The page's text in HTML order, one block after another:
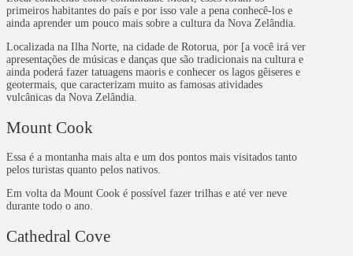
primeiros habitantes do país e por isso vale a pena conhecê-los e
ainda aprender um pouco mais sobre a cultura da Nova Zelândia.
Localizada na Ilha Norte, na cidade de Rotorua, por [a você irá ver
apresentações de músicas e danças que são tradicionais na cultura e
ainda poderá fazer tatuagens maoris e conhecer os lagos gêiseres e
geotermais, que caracterizam muito as famosas atividades
vulcânicas da Nova Zelândia.
Mount Cook
Essa é a montanha mais alta e um dos pontos mais visitados tanto
pelos turistas quanto pelos nativos.
Em volta da Mount Cook é possível fazer trilhas e até ver neve
durante todo o ano.
Cathedral Cove